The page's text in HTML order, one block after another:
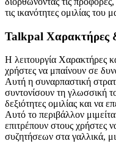
τις ικανότητες ομιλίας του
Talkpal Χαρακτήρες
Η λειτουργία Χαρακτήρες
χρήστες να μπαίνουν σε
Αυτή η συναρπαστική
συντονίσουν τη γλωσσική
δεξιότητες ομιλίας και να
Αυτό το περιβάλλον
επιτρέπουν στους χρήστες
συζητήσεων στα γαλλικά,